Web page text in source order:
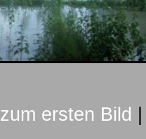
zum ersten Bild